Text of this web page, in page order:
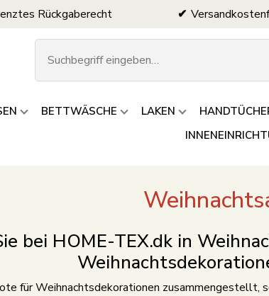
Rückgaberecht
BETTWÄSCHE LAKEN
bei HOME-TEX.dk in
für Weihnachtsdekorationen zusammengestellt,